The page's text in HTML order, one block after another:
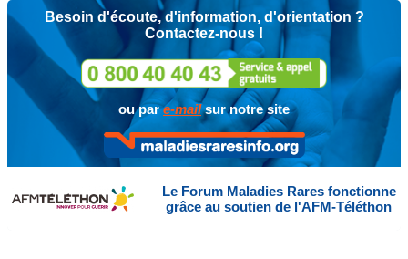
Besoin d'écoute, d'information, d'orientation ?
Contactez-nous !
ou pare-mailsur notre site
Le Forum Maladies Rares fonctionne
grâce au soutien de l'AFM-Téléthon